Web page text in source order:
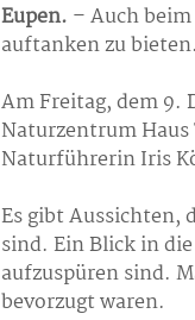
Eupen. – Auch
auftanken zu bieten.
Am Freitag, dem 9.
Naturzentrum
Naturführerin Iris
Es gibt Aussichten,
sind. Ein Blick in
aufzuspüren sind.
bevorzugt waren.